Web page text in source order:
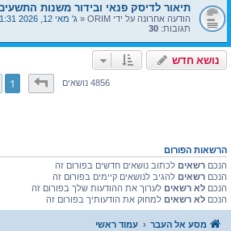
תיאור לדיסק פנאי ובידור משנות התשעים
הודעה אחרונה על ידי ORIM
«ג' מאי 12, 2026 11:31 pm
תגובות: 30
נושא חדש
4856 נושאיםדף1מתוך 324
1
הרשאות הפורום
הנכם רשאיםלכתוב נושאים חדשים בפורום זה
הנכם רשאיםלהגיב לנושאים קיימים בפורום זה
הנכם לא רשאיםלערוך את ההודעות שלך בפורום זה
הנכם לא רשאיםלמחוק את הודעותיך בפורום זה
מסע אל העבר עמוד ראשי